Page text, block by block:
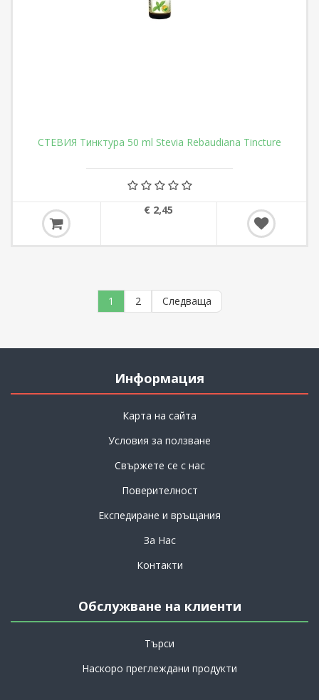
СТЕВИЯ Тинктура 50 ml Stevia Rebaudiana Tincture
€ 2,45
1 2 Следваща
Информация
Карта на сайта
Условия за ползване
Свържете се с нас
Поверителност
Експедиране и връщания
За Нас
Контакти
Обслужване на клиенти
Търси
Наскоро преглеждани продукти